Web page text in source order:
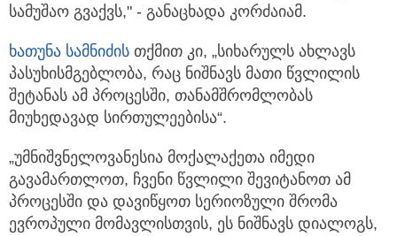
სამუშაო გვაქვს," - განაცხადა კორძაიამ.
ხათუნა სამნიძის თქმით კი, „სიხარულს ახლავს
პასუხისმგებლობა, რაც ნიშნავს მათი წვლილის
შეტანას ამ პროცესში, თანამშრომლობას
მიუხედავად სირთულეებისა“.
„უმნიშვნელოვანესია მოქალაქეთა იმედი
გავამართლოთ, ჩვენი წვლილი შევიტანოთ ამ
პროცესში და დავიწყოთ სერიოზული შრომა
ევროპული მომავლისთვის, ეს ნიშნავს დიალოგს,